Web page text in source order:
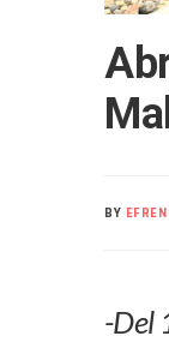
BY
-Del